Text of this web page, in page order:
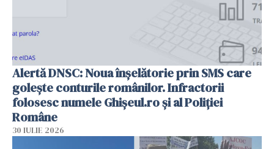
Alertă DNSC: Noua înșelătorie prin SMS care
golește conturile românilor. Infractorii
folosesc numele Ghișeul.ro și al Poliției
Române
30 IULIE 2026